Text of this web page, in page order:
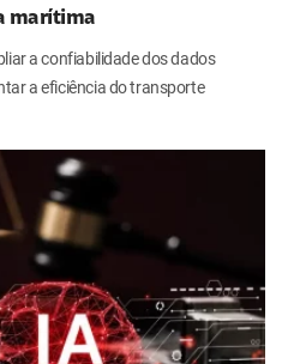
marítima
a confiabilidade dos dados
a eficiência do transporte